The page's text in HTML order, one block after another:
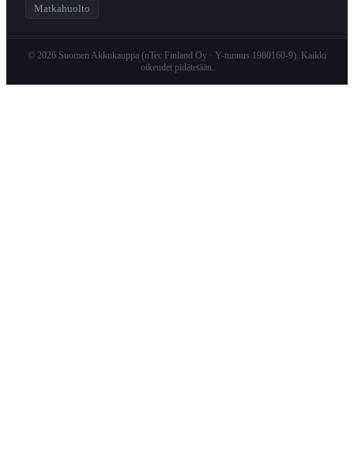
Matkahuolto
© 2026 Suomen Akkukauppa (nTec Finland Oy · Y-tunnus 1980160-9). Kaikki
oikeudet pidätetään.